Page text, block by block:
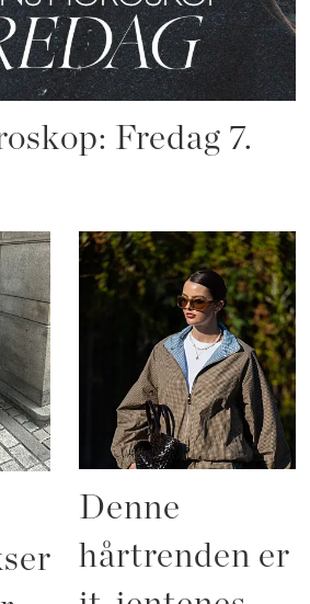
Fredag 7.
Denne
hårtrenden er